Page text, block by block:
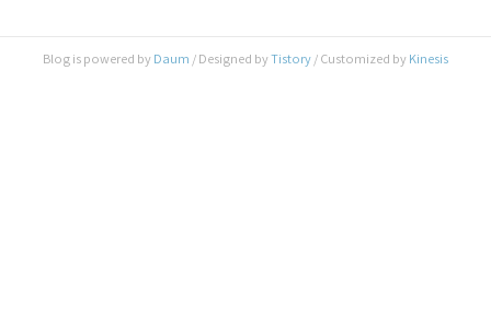
별을 두기 위해 T2 chip을 넣지는 않았습니다. 한국
공홈에 올라온 가격은 아래와 같습니다. 주의해서
Blog is powered by Daum / Designed byTistory / Customized by Kinesis